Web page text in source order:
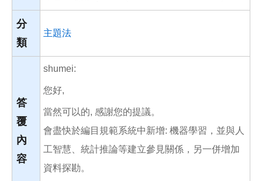
分
類
主題法
答
覆
內
容
shumei:
您好,
當然可以的, 感謝您的提議。
會盡快於編目規範系統中新增: 機器學習，並與人
工智慧、統計推論等建立參見關係，另一併增加
資料探勘。